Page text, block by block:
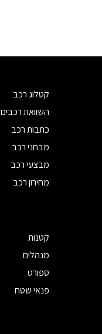
קטלוג רכב
השוואת רכבים
כתבות רכב
מבחני רכב
מבצעי רכב
מחירון רכב
קטנות
מנהלים
ספורט
פנאי שטח